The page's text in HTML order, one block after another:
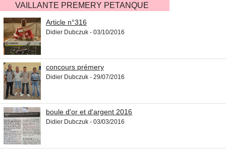
VAILLANTE PREMERY PETANQUE
Article n°316
Didier Dubczuk - 03/10/2016
concours prémery
Didier Dubczuk - 29/07/2016
boule d'or et d'argent 2016
Didier Dubczuk - 03/03/2016